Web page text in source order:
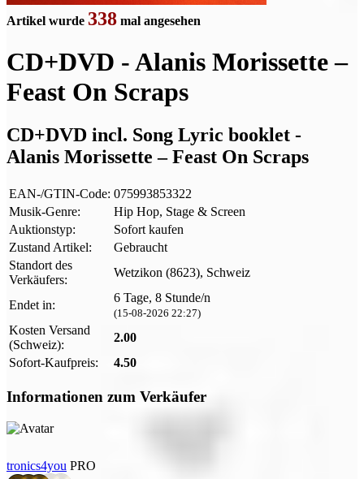
Artikel wurde 338 mal angesehen
CD+DVD - Alanis Morissette –
Feast On Scraps
CD+DVD incl. Song Lyric booklet -
Alanis Morissette – Feast On Scraps
EAN-/GTIN-Code: 075993853322
Musik-Genre:
Hip Hop, Stage & Screen
Auktionstyp:
Sofort kaufen
Zustand Artikel:
Gebraucht
Standort des
Verkäufers:
Wetzikon (8623), Schweiz
Endet in:
6 Tage, 8 Stunde/n
(15-08-2026 22:27)
Kosten Versand
(Schweiz):
2.00
Sofort-Kaufpreis:
4.50
Informationen zum Verkäufer
tronics4you PRO